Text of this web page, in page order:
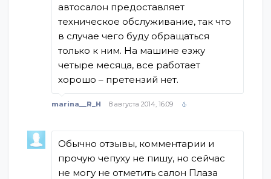
автосалон предоставляет
техническое обслуживание, так что
в случае чего буду обращаться
только к ним. На машине езжу
четыре месяца, все работает
хорошо – претензий нет.
marina__R_H 8 августа 2014, 16:09
Обычно отзывы, комментарии и
прочую чепуху не пишу, но сейчас
не могу не отметить салон Плаза